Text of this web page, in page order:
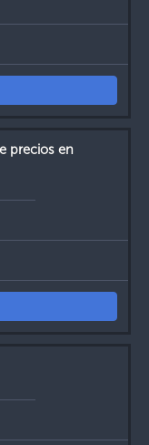
precios en